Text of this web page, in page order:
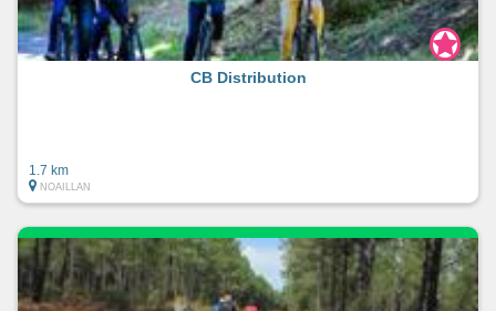
CB Distribution
1.7 km
NOAILLAN